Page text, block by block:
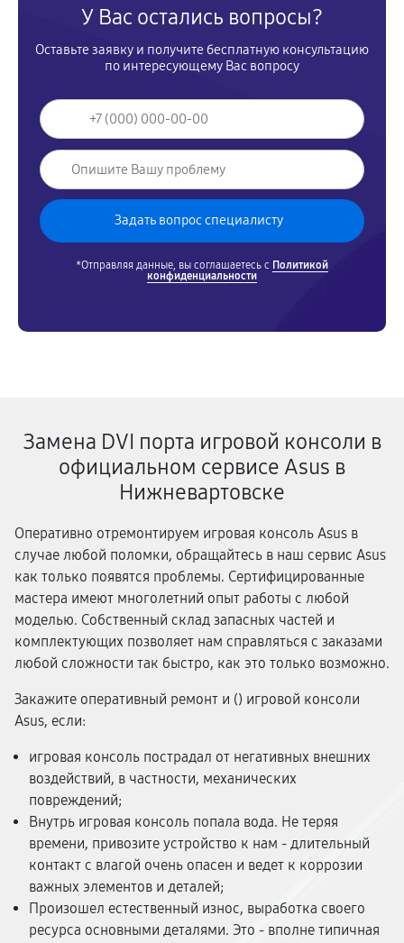
У Вас остались вопросы?
Оставьте заявку и получите бесплатную консультацию
по интересующему Вас вопросу
*Отправляя данные, вы соглашаетесь с Политикой
конфиденциальности
Замена DVI порта игровой консоли в
официальном сервисе Asus в
Нижневартовске
Оперативно отремонтируем игровая консоль Asus в
случае любой поломки, обращайтесь в наш сервис Asus
как только появятся проблемы. Сертифицированные
мастера имеют многолетний опыт работы с любой
моделью. Собственный склад запасных частей и
комплектующих позволяет нам справляться с заказами
любой сложности так быстро, как это только возможно.
Закажите оперативный ремонт и () игровой консоли
Asus, если:
игровая консоль пострадал от негативных внешних
воздействий, в частности, механических
повреждений;
Внутрь игровая консоль попала вода. Не теряя
времени, привозите устройство к нам - длительный
контакт с влагой очень опасен и ведет к коррозии
важных элементов и деталей;
Произошел естественный износ, выработка своего
ресурса основными деталями. Это - вполне типичная